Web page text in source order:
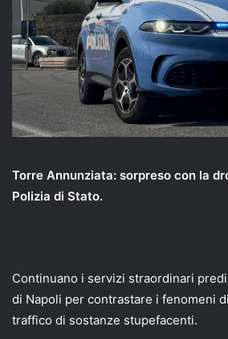
Torre Annunziata: sorpreso con la
Polizia di Stato.
Continuano i servizi straordinari
di Napoli per contrastare i fenomeni
traffico di sostanze stupefacenti.